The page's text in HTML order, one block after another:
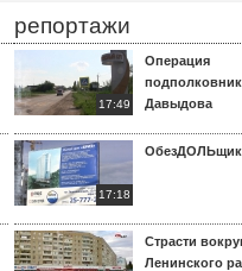
репортажи
17:49
Операция
Давыдова
17:18
Страсти
Ленинского